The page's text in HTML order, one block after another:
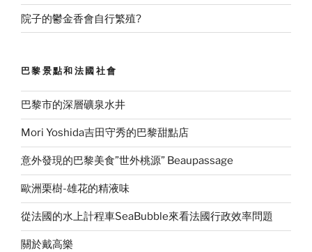
院子的鬱金香會自行繁殖?
巴黎景點和法國社會
巴黎市的深層礦泉水井
Mori Yoshida吉田守秀的巴黎甜點店
意外發現的巴黎美食”世外桃源” Beaupassage
歐洲栗樹-雄花的精液味
從法國的水上計程車SeaBubble來看法國行政效率問題
關於戴高樂